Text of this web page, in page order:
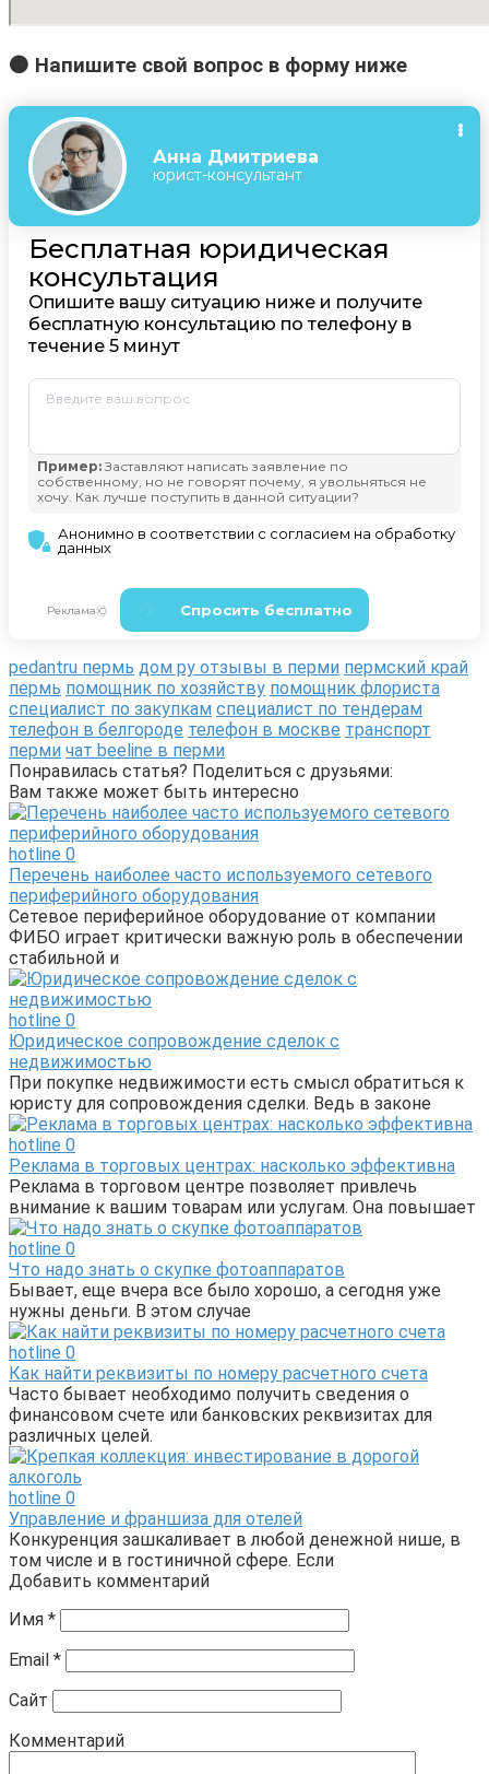
🟠 Напишите свой вопрос в форму ниже
pedantru пермь дом ру отзывы в перми пермский край
пермь помощник по хозяйству помощник флориста
специалист по закупкам специалист по тендерам
телефон в белгороде телефон в москве транспорт
перми чат beeline в перми
Понравилась статья? Поделиться с друзьями:
Вам также может быть интересно
hotline 0
Перечень наиболее часто используемого сетевого
периферийного оборудования
Сетевое периферийное оборудование от компании
ФИБО играет критически важную роль в обеспечении
стабильной и
hotline 0
Юридическое сопровождение сделок с
недвижимостью
При покупке недвижимости есть смысл обратиться к
юристу для сопровождения сделки. Ведь в законе
hotline 0
Реклама в торговых центрах: насколько эффективна
Реклама в торговом центре позволяет привлечь
внимание к вашим товарам или услугам. Она повышает
hotline 0
Что надо знать о скупке фотоаппаратов
Бывает, еще вчера все было хорошо, а сегодня уже
нужны деньги. В этом случае
hotline 0
Как найти реквизиты по номеру расчетного счета
Часто бывает необходимо получить сведения о
финансовом счете или банковских реквизитах для
различных целей.
hotline 0
Управление и франшиза для отелей
Конкуренция зашкаливает в любой денежной нише, в
том числе и в гостиничной сфере. Если
Добавить комментарий
Имя *
Email *
Сайт
Комментарий